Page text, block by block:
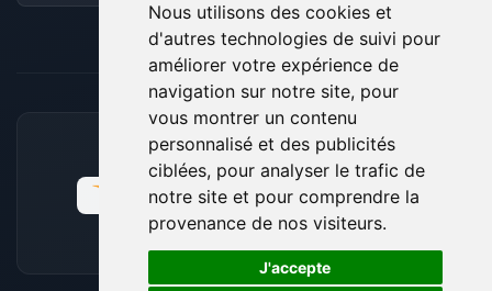
Nous utilisons des cookies et
d'autres technologies de suivi pour
améliorer votre expérience de
navigation sur notre site, pour
vous montrer un contenu
personnalisé et des publicités
ciblées, pour analyser le trafic de
notre site et pour comprendre la
provenance de nos visiteurs.
J'accepte
MOYENS DE PAIEMENT ACCEPTÉS
🍪